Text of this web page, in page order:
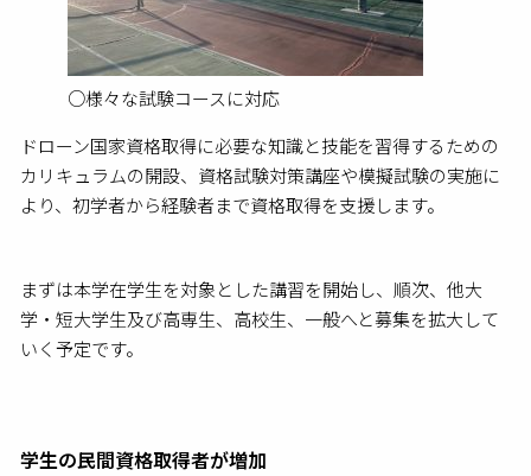
○様々な試験コースに対応
ドローン国家資格取得に必要な知識と技能を習得するための
カリキュラムの開設、資格試験対策講座や模擬試験の実施に
より、初学者から経験者まで資格取得を支援します。
まずは本学在学生を対象とした講習を開始し、順次、他大
学・短大学生及び高専生、高校生、一般へと募集を拡大して
いく予定です。
学生の民間資格取得者が増加